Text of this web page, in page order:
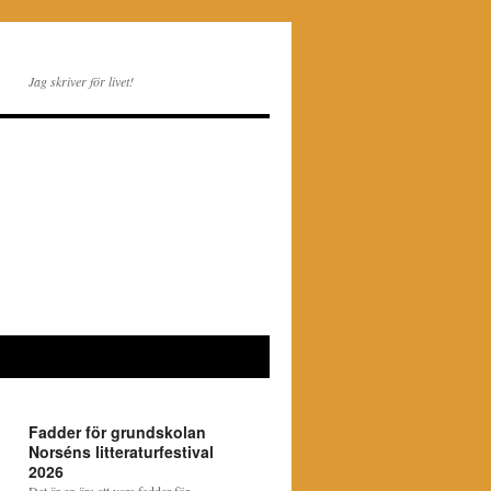
Jag skriver för livet!
Fadder för grundskolan
Norséns litteraturfestival
2026